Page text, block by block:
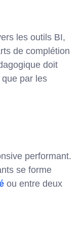
les outils BI,
de complétion
doit
par les
performant.
se forme
ou entre deux